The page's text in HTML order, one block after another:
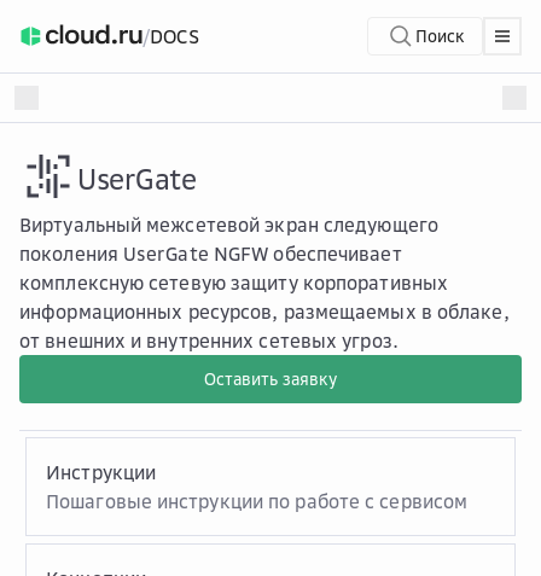
/DOCS Поиск
UserGate
Виртуальный межсетевой экран следующего
поколения UserGate NGFW обеспечивает
комплексную сетевую защиту корпоративных
информационных ресурсов, размещаемых в облаке,
от внешних и внутренних сетевых угроз.
Оставить заявку
Инструкции
Пошаговые инструкции по работе с сервисом